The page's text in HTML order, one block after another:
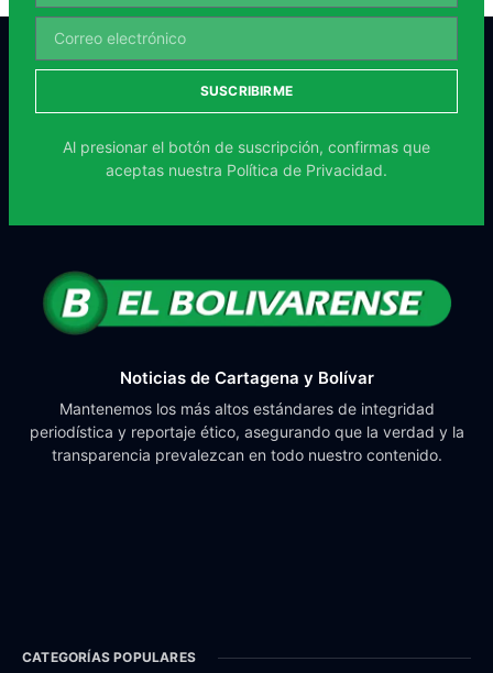
SUSCRIBIRME
Al presionar el botón de suscripción, confirmas que
aceptas nuestra Política de Privacidad.
Noticias de Cartagena y Bolívar
Mantenemos los más altos estándares de integridad
periodística y reportaje ético, asegurando que la verdad y la
transparencia prevalezcan en todo nuestro contenido.
CATEGORÍAS POPULARES